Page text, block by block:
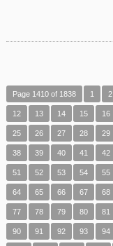
Page 1410 of 1838 1 2
12 13 14 15 16
25 26 27 28 29
38 39 40 41 42
51 52 53 54 55
64 65 66 67 68
77 78 79 80 81
90 91 92 93 94